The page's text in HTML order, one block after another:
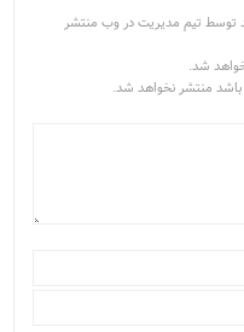
توسط تیم مدیریت در وب منتشر
شد.
باشد منتشر نخواهد شد.